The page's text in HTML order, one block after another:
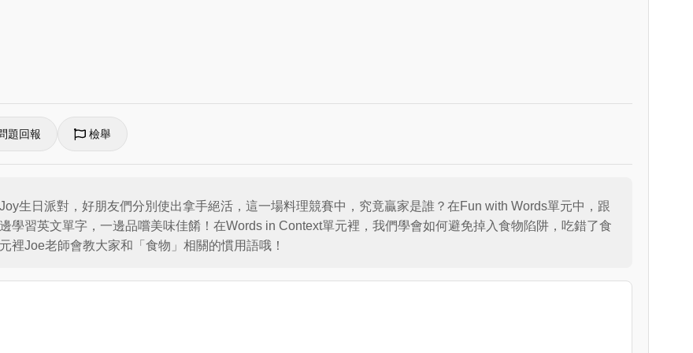
題回報 檢舉
生日派對，好朋友們分別使出拿手絕活，這一場料理競賽中，究竟贏家是誰？在Fun with Words單元中，跟
學習英文單字，一邊品嚐美味佳餚！在Words in Context單元裡，我們學會如何避免掉入食物陷阱，吃錯了食
裡Joe老師會教大家和「食物」相關的慣用語哦！